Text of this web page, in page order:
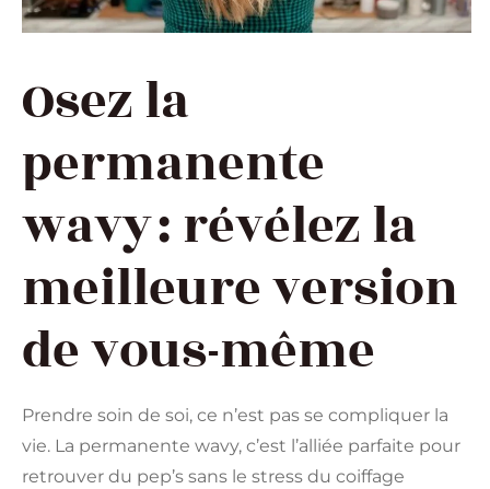
Osez la
permanente
wavy : révélez la
meilleure version
de vous-même
Prendre soin de soi, ce n’est pas se compliquer la
vie. La permanente wavy, c’est l’alliée parfaite pour
retrouver du pep’s sans le stress du coiffage